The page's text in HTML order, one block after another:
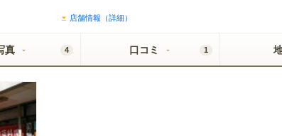
店舗情報（詳細）
真 4 口コミ 1